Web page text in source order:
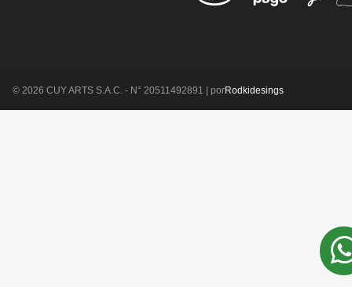
© 2026 CUY ARTS S.A.C. - N° 20511492891 | porRodkidesings